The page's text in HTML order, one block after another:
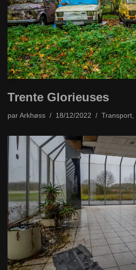
Trente Glorieuses
par Arkhøss 18/12/2022 Transport